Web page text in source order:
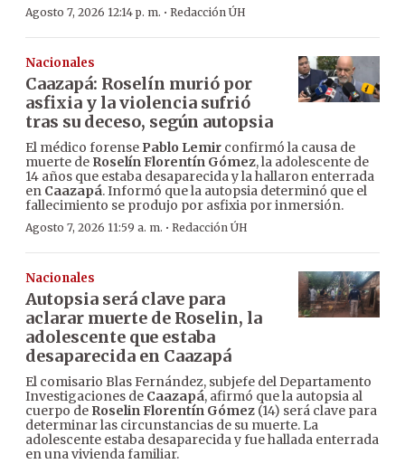
Agosto 7, 2026 12:14 p. m. · Redacción ÚH
Nacionales
Caazapá: Roselín murió por
asfixia y la violencia sufrió
tras su deceso, según autopsia
El médico forense Pablo Lemir confirmó la causa de
muerte de Roselín Florentín Gómez, la adolescente de
14 años que estaba desaparecida y la hallaron enterrada
en Caazapá. Informó que la autopsia determinó que el
fallecimiento se produjo por asfixia por inmersión.
Agosto 7, 2026 11:59 a. m. · Redacción ÚH
Nacionales
Autopsia será clave para
aclarar muerte de Roselin, la
adolescente que estaba
desaparecida en Caazapá
El comisario Blas Fernández, subjefe del Departamento
Investigaciones de Caazapá, afirmó que la autopsia al
cuerpo de Roselin Florentín Gómez (14) será clave para
determinar las circunstancias de su muerte. La
adolescente estaba desaparecida y fue hallada enterrada
en una vivienda familiar.